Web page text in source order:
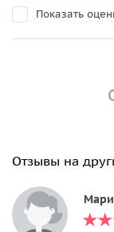
Показать
Отзывы на